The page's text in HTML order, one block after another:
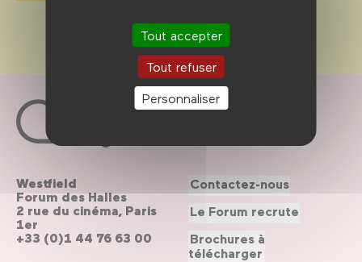
Tout accepter
Tout refuser
Personnaliser
Westfield
Forum des Halles
2 rue du cinéma, Paris
1er
+33 (0)1 44 76 63 00
Contactez-nous
Le Forum recrute
Brochures à
télécharger